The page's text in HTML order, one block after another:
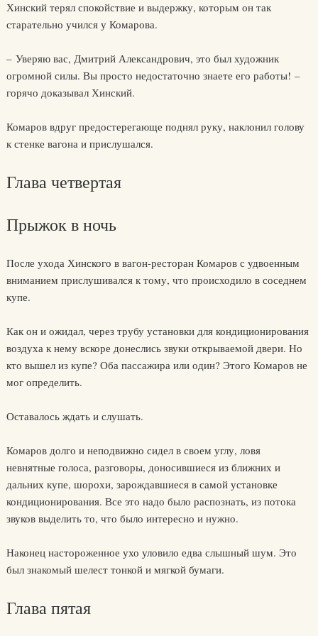
Хинский терял спокойствие и выдержку, которым он так
старательно учился у Комарова.
– Уверяю вас, Дмитрий Александрович, это был художник
огромной силы. Вы просто недостаточно знаете его работы! –
горячо доказывал Хинский.
Комаров вдруг предостерегающе поднял руку, наклонил голову
к стенке вагона и прислушался.
Глава четвертая
Прыжок в ночь
После ухода Хинского в вагон-ресторан Комаров с удвоенным
вниманием прислушивался к тому, что происходило в соседнем
купе.
Как он и ожидал, через трубу установки для кондиционирования
воздуха к нему вскоре донеслись звуки открываемой двери. Но
кто вышел из купе? Оба пассажира или один? Этого Комаров не
мог определить.
Оставалось ждать и слушать.
Комаров долго и неподвижно сидел в своем углу, ловя
невнятные голоса, разговоры, доносившиеся из ближних и
дальних купе, шорохи, зарождавшиеся в самой установке
кондиционирования. Все это надо было распознать, из потока
звуков выделить то, что было интересно и нужно.
Наконец настороженное ухо уловило едва слышный шум. Это
был знакомый шелест тонкой и мягкой бумаги.
Глава пятая